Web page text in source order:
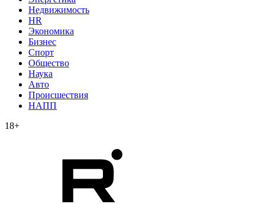
Недвижимость
HR
Экономика
Бизнес
Спорт
Общество
Наука
Авто
Происшествия
НАПП
18+